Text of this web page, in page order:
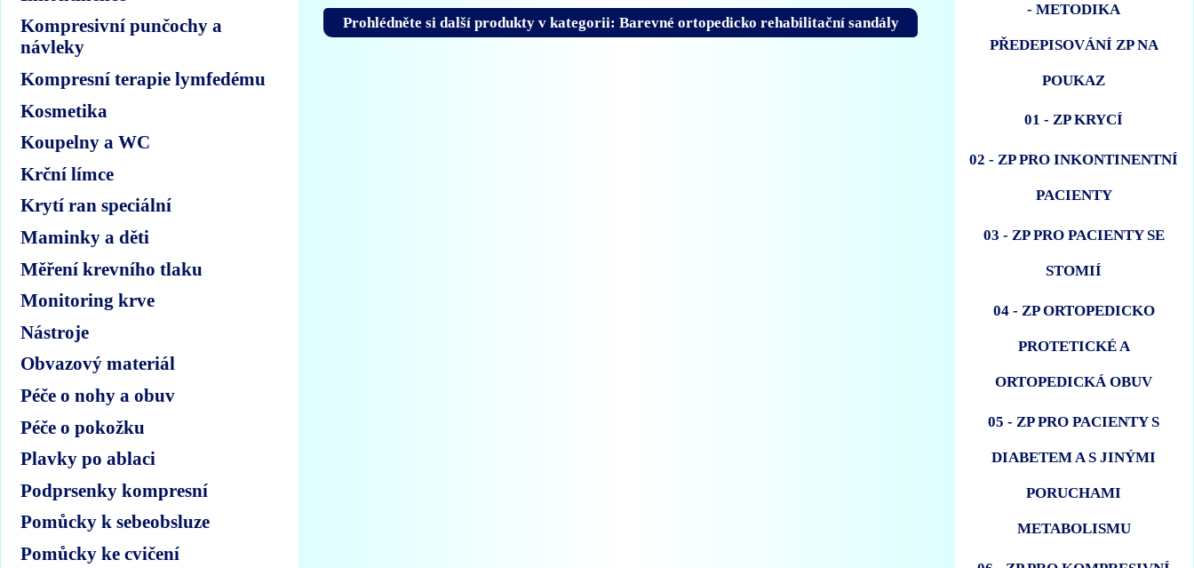
Kompresivní punčochy a
návleky
Kompresní terapie lymfedému
Kosmetika
Koupelny a WC
Krční límce
Krytí ran speciální
Maminky a děti
Měření krevního tlaku
Monitoring krve
Nástroje
Obvazový materiál
Péče o nohy a obuv
Péče o pokožku
Plavky po ablaci
Podprsenky kompresní
Pomůcky k sebeobsluze
Pomůcky ke cvičení
Prohlédněte si další produkty v kategorii: Barevné ortopedicko rehabilitační sandály
- METODIKA
PŘEDEPISOVÁNÍ ZP NA
POUKAZ
01 - ZP KRYCÍ
02 - ZP PRO INKONTINENTNÍ
PACIENTY
03 - ZP PRO PACIENTY SE
STOMIÍ
04 - ZP ORTOPEDICKO
PROTETICKÉ A
ORTOPEDICKÁ OBUV
05 - ZP PRO PACIENTY S
DIABETEM A S JINÝMI
PORUCHAMI
METABOLISMU